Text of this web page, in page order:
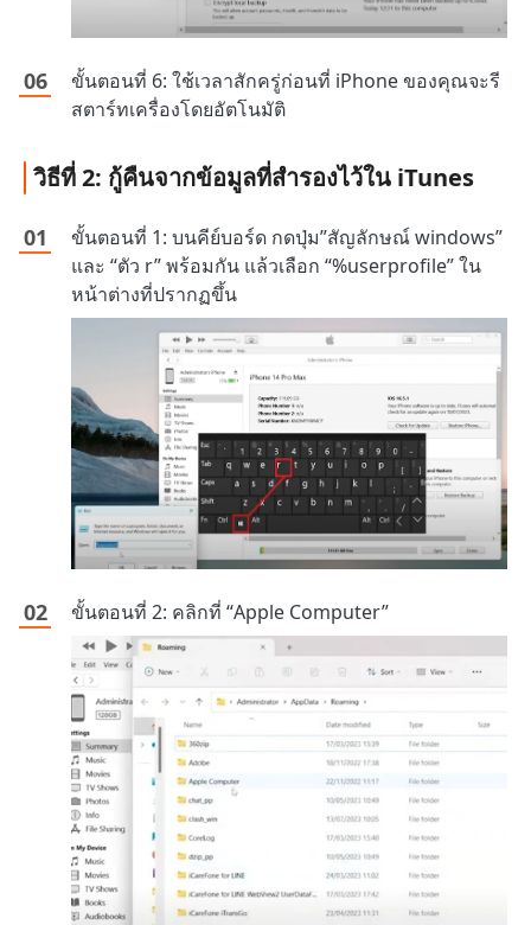
ขั้นตอนที่ 6: ใช้เวลาสักครู่ก่อนที่ iPhone ของคุณจะรี
สตาร์ทเครื่องโดยอัตโนมัติ
วิธีที่ 2: กู้คืนจากข้อมูลที่สำรองไว้ใน iTunes
ขั้นตอนที่ 1: บนคีย์บอร์ด กดปุ่ม”สัญลักษณ์ windows”
และ “ตัว r” พร้อมกัน แล้วเลือก “%userprofile” ใน
หน้าต่างที่ปรากฏขึ้น
ขั้นตอนที่ 2: คลิกที่ “Apple Computer”